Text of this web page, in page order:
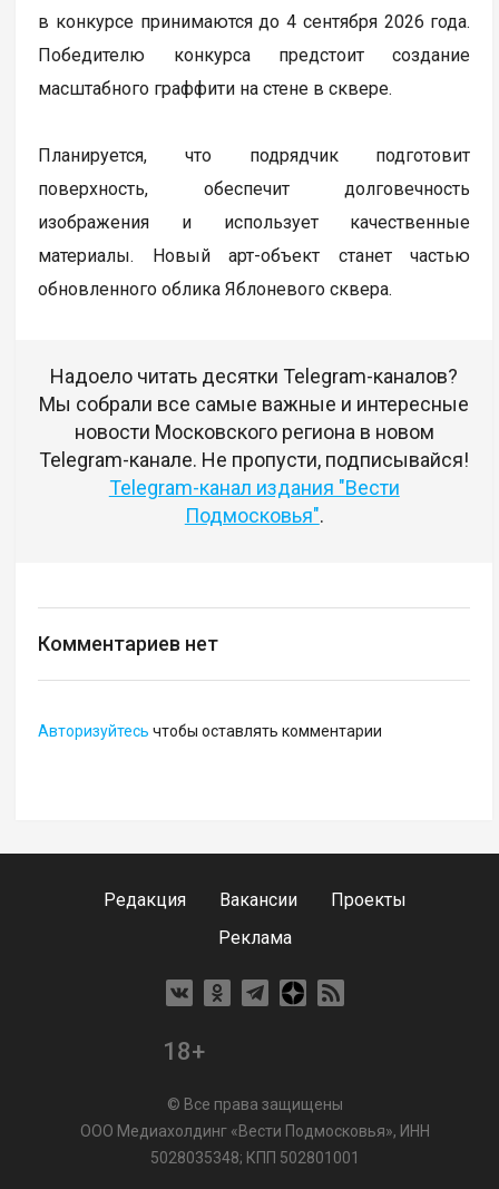
в конкурсе принимаются до 4 сентября 2026 года.
Победителю конкурса предстоит создание
масштабного граффити на стене в сквере.
Планируется, что подрядчик подготовит
поверхность, обеспечит долговечность
изображения и использует качественные
материалы. Новый арт-объект станет частью
обновленного облика Яблоневого сквера.
Надоело читать десятки Telegram-каналов?
Мы собрали все самые важные и интересные
новости Московского региона в новом
Telegram-канале. Не пропусти, подписывайся!
Telegram-канал издания "Вести
Подмосковья".
Комментариев нет
Авторизуйтесь чтобы оставлять комментарии
Редакция Вакансии
Проекты
Реклама
18+
© Все права защищены
ООО Медиахолдинг «Вести Подмосковья», ИНН
5028035348; КПП 502801001